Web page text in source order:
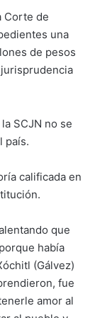
Corte de
una
de pesos
SCJN no se
país.
calificada en
que
había
(Gálvez)
fue
amor al